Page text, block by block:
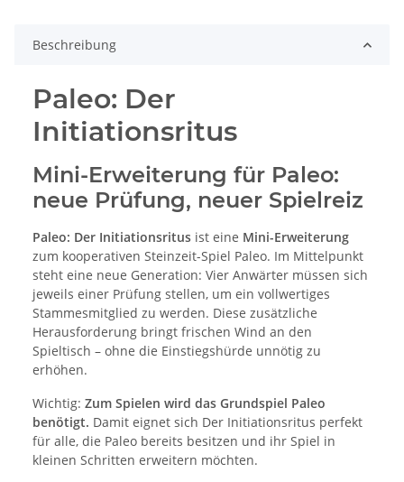
Beschreibung
Paleo: Der
Initiationsritus
Mini-Erweiterung für Paleo:
neue Prüfung, neuer Spielreiz
Paleo: Der Initiationsritus ist eine Mini-Erweiterung
zum kooperativen Steinzeit-Spiel Paleo. Im Mittelpunkt
steht eine neue Generation: Vier Anwärter müssen sich
jeweils einer Prüfung stellen, um ein vollwertiges
Stammesmitglied zu werden. Diese zusätzliche
Herausforderung bringt frischen Wind an den
Spieltisch – ohne die Einstiegshürde unnötig zu
erhöhen.
Wichtig: Zum Spielen wird das Grundspiel Paleo
benötigt. Damit eignet sich Der Initiationsritus perfekt
für alle, die Paleo bereits besitzen und ihr Spiel in
kleinen Schritten erweitern möchten.